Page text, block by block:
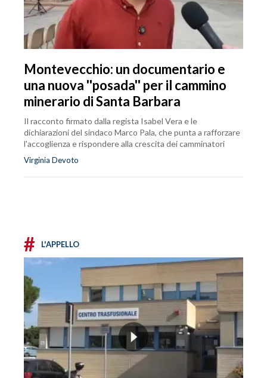
Montevecchio: un documentario e
una nuova ''posada'' per il cammino
minerario di Santa Barbara
Il racconto firmato dalla regista Isabel Vera e le
dichiarazioni del sindaco Marco Pala, che punta a rafforzare
l'accoglienza e rispondere alla crescita dei camminatori
Virginia Devoto
# L'APPELLO